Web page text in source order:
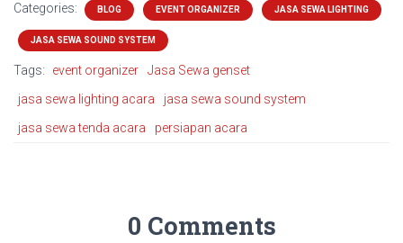
Categories: BLOG EVENT ORGANIZER JASA SEWA LIGHTING
JASA SEWA SOUND SYSTEM
Tags: event organizer
Jasa Sewa genset
jasa sewa lighting acara
jasa sewa sound system
jasa sewa tenda acara
persiapan acara
0 Comments